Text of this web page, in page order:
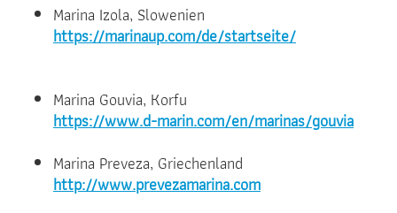
Marina Izola, Slowenien
https://marinaup.com/de/startseite/
Marina Gouvia, Korfu
https://www.d-marin.com/en/marinas/gouvia
Marina Preveza, Griechenland
http://www.prevezamarina.com